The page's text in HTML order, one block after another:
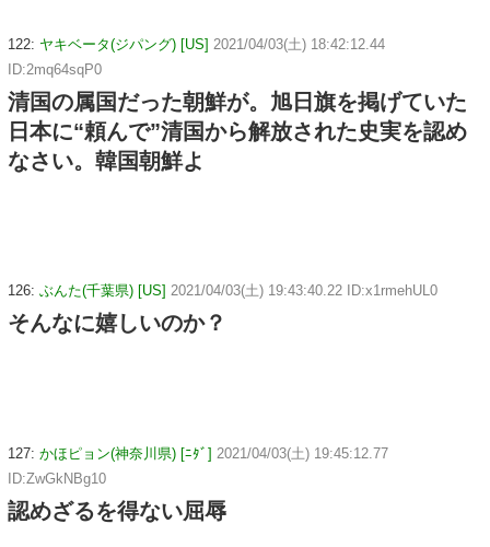
122: ヤキベータ(ジパング) [US] 2021/04/03(土) 18:42:12.44
ID:2mq64sqP0
清国の属国だった朝鮮が。旭日旗を掲げていた
日本に“頼んで”清国から解放された史実を認め
なさい。韓国朝鮮よ
126: ぶんた(千葉県) [US] 2021/04/03(土) 19:43:40.22 ID:x1rmehUL0
そんなに嬉しいのか？
127: かほピョン(神奈川県) [ﾆﾀﾞ] 2021/04/03(土) 19:45:12.77
ID:ZwGkNBg10
認めざるを得ない屈辱